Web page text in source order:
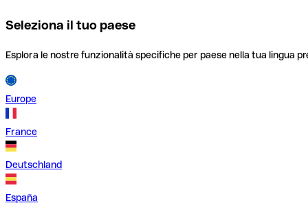
Seleziona il tuo paese
Esplora le nostre funzionalità specifiche per paese nella tua lingua
Europe
France
Deutschland
España